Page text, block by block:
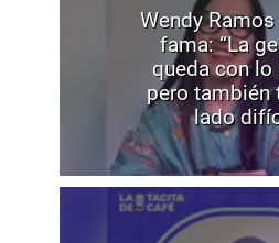
Wendy
fama: “La
queda con lo
pero también
lado